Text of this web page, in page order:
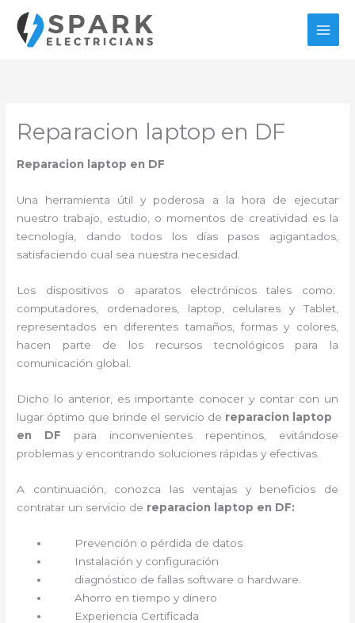
contenido
Reparacion laptop en DF
Reparacion laptop en DF
Una herramienta útil y poderosa a la hora de ejecutar
nuestro trabajo, estudio, o momentos de creatividad es la
tecnología, dando todos los días pasos agigantados,
satisfaciendo cual sea nuestra necesidad.
Los dispositivos o aparatos electrónicos tales como:
computadores, ordenadores, laptop, celulares y Tablet,
representados en diferentes tamaños, formas y colores,
hacen parte de los recursos tecnológicos para la
comunicación global.
Dicho lo anterior, es importante conocer y contar con un
lugar óptimo que brinde el servicio de reparacion laptop
en DF para inconvenientes repentinos, evitándose
problemas y encontrando soluciones rápidas y efectivas.
A continuación, conozca las ventajas y beneficios de
contratar un servicio de reparacion laptop en DF:
Prevención o pérdida de datos
Instalación y configuración
diagnóstico de fallas software o hardware
Ahorro en tiempo y dinero
Experiencia Certificada